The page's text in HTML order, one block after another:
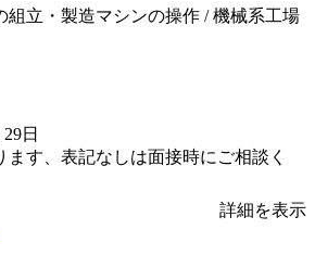
組立・製造マシンの操作 / 機械系工場
29日
す、表記なしは面接時にご相談く
詳細を表示